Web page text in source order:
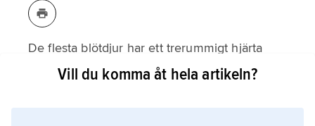
De flesta blötdjur har ett trerummigt hjärta
med två förmak och en kammare. Det finns
Vill du komma åt hela artikeln?